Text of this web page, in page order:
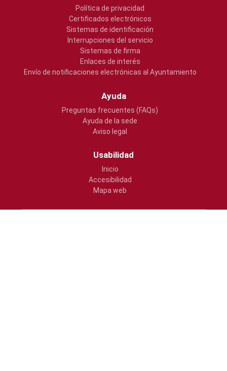
Política de privacidad
Certificados electrónicos
Sistemas de identificación
Interrupciones del servicio
Sistemas de firma
Enlaces de interés
Envío de notificaciones electrónicas al Ayuntamiento
Ayuda
Preguntas frecuentes (FAQs)
Ayuda de la sede
Aviso legal
Usabilidad
Inicio
Accesibilidad
Mapa web